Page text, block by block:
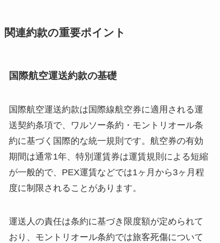
関連約款の重要ポイント
国際航空運送約款の基礎
国際航空運送約款は国際線航空券に適用される運
送契約条項で、ワルソー条約・モントリオール条
約に基づく国際的な統一規則です。航空券の有効
期間は通常1年、特別運賃券は運賃規則による短縮
が一般的で、PEX運賃などでは1ヶ月から3ヶ月程
度に制限されることがあります。
運送人の責任は条約に基づき限度額が定められて
おり、モントリオール条約では旅客死傷について